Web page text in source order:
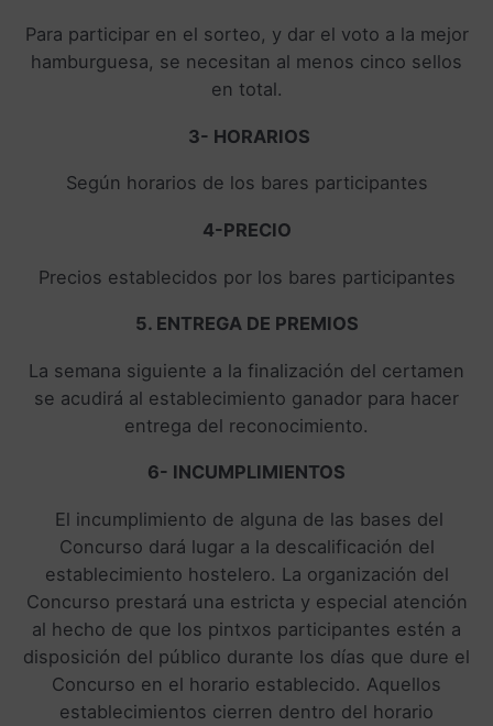
Para participar en el sorteo, y dar el voto a la mejor
hamburguesa, se necesitan al menos cinco sellos
en total.
3- HORARIOS
Según horarios de los bares participantes
4-PRECIO
Precios establecidos por los bares participantes
5. ENTREGA DE PREMIOS
La semana siguiente a la finalización del certamen
se acudirá al establecimiento ganador para hacer
entrega del reconocimiento.
6- INCUMPLIMIENTOS
El incumplimiento de alguna de las bases del
Concurso dará lugar a la descalificación del
establecimiento hostelero. La organización del
Concurso prestará una estricta y especial atención
al hecho de que los pintxos participantes estén a
disposición del público durante los días que dure el
Concurso en el horario establecido. Aquellos
establecimientos cierren dentro del horario